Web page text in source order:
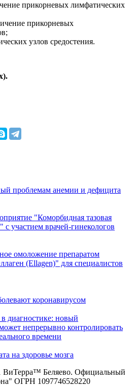
прикорневых лимфатических
прикорневых
узлов средостения.
проблемам анемии и дефицита
"Коморбидная тазовая
с участием врачей-гинекологов
омоложение препаратом
(Ellagen)" для специалистов
коронавирусом
диагностике: новый
непрерывно контролировать
времени
на здоровье мозга
Беляево. Официальный
ОГРН 1097746528220